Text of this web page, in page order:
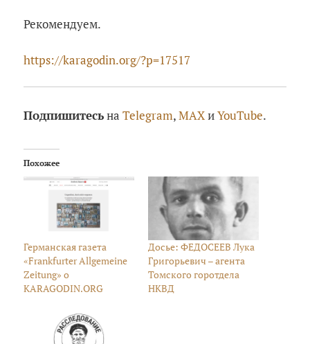
Рекомендуем.
https://karagodin.org/?p=17517
ПодпишитесьнаTelegram,MAXиYouTube.
Похожее
Германская газета
«Frankfurter Allgemeine
Zeitung» о
KARAGODIN.ORG
Досье: ФЕДОСЕЕВ Лука
Григорьевич – агента
Томского горотдела
НКВД